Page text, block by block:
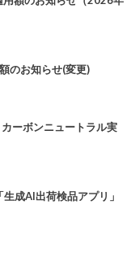
のお知らせ(変更)
ーボンニュートラル実
成AI出荷検品アプリ」